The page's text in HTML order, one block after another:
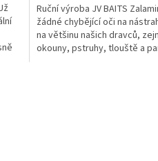
Ruční výroba JV BAITS
žádné chybějící oči na
na většinu našich dravců,
okouny, pstruhy, tlouště a